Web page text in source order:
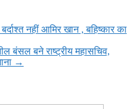
नहीं आमिर खान , बहिष्कार का
बंसल बने राष्ट्रीय महासचिव,
→